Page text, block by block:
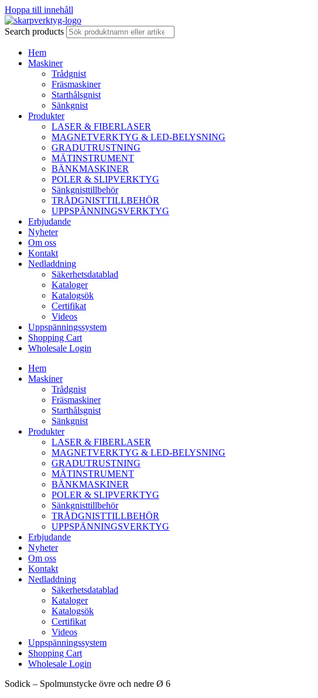
Hoppa till innehåll
Search products
Hem
Maskiner
Trådgnist
Fräsmaskiner
Starthålsgnist
Sänkgnist
Produkter
LASER & FIBERLASER
MAGNETVERKTYG & LED-BELYSNING
GRADUTRUSTNING
MÄTINSTRUMENT
BÄNKMASKINER
POLER & SLIPVERKTYG
Sänkgnisttillbehör
TRÅDGNISTTILLBEHÖR
UPPSPÄNNINGSVERKTYG
Erbjudande
Nyheter
Om oss
Kontakt
Nedladdning
Säkerhetsdatablad
Kataloger
Katalogsök
Certifikat
Videos
Uppspänningssystem
Shopping Cart
Wholesale Login
Hem
Maskiner
Trådgnist
Fräsmaskiner
Starthålsgnist
Sänkgnist
Produkter
LASER & FIBERLASER
MAGNETVERKTYG & LED-BELYSNING
GRADUTRUSTNING
MÄTINSTRUMENT
BÄNKMASKINER
POLER & SLIPVERKTYG
Sänkgnisttillbehör
TRÅDGNISTTILLBEHÖR
UPPSPÄNNINGSVERKTYG
Erbjudande
Nyheter
Om oss
Kontakt
Nedladdning
Säkerhetsdatablad
Kataloger
Katalogsök
Certifikat
Videos
Uppspänningssystem
Shopping Cart
Wholesale Login
Sodick – Spolmunstycke övre och nedre Ø 6